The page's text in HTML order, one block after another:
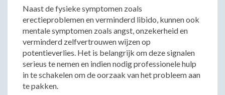
Naast de fysieke symptomen zoals
erectieproblemen en verminderd libido, kunnen ook
mentale symptomen zoals angst, onzekerheid en
verminderd zelfvertrouwen wijzen op
potentieverlies. Het is belangrijk om deze signalen
serieus te nemen en indien nodig professionele hulp
in te schakelen om de oorzaak van het probleem aan
te pakken.